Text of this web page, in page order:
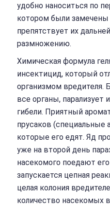
удобно наноситься по
котором были замечены
препятствует их
размножению.
Химическая формула
инсектицид, который
организмом вредителя.
все органы, парализует
гибели. Приятный
прусаков (специальные
которые его едят. Яд
уже на второй день
насекомого поедают
запускается цепная
целая колония
количество насекомых